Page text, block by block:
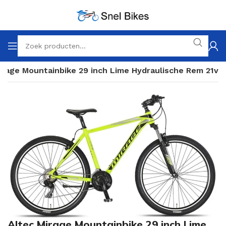
Mountainbike 29 inch Lime Hydraulische Rem 21v